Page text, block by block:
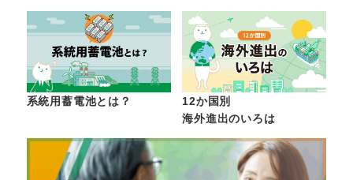
系統用蓄電池とは？
12か国別
海外進出のいろは